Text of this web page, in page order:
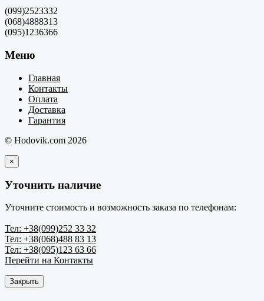
(099)2523332
(068)4888313
(095)1236366
Меню
Главная
Контакты
Оплата
Доставка
Гарантия
© Hodovik.com 2026
×
Уточнить наличие
Уточните стоимость и возможность заказа по телефонам:
Тел: +38(099)252 33 32
Тел: +38(068)488 83 13
Тел: +38(095)123 63 66
Перейти на Контакты
Закрыть